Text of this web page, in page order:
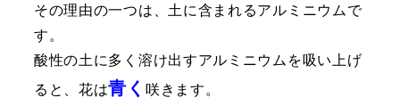
その理由の⼀つは、⼟に含まれるアルミニウムで
す。
酸性の⼟に多く溶け出すアルミニウムを吸い上げ
ると、花は⻘く 咲きます。